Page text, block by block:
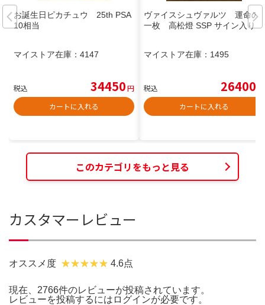
お誕生日ピカチュウ 25th PSA
10相当
マイストア在庫： 4147
税込 34450円
カートに入れる
ヴァイスシュヴァルツ 運命の
一枚 高松燈 SSP サイン入り
マイストア在庫： 1495
税込 26400
カートに入れる
このカテゴリをもっと見る
カスタマーレビュー
オススメ度 4.6点
現在、2766件のレビューが投稿されています。
レビューを投稿するには ログインが必要です。